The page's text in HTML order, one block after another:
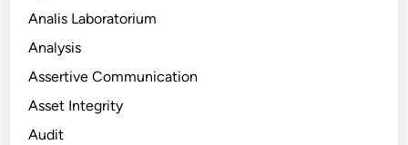
Analis Laboratorium
Analysis
Assertive Communication
Asset Integrity
Audit